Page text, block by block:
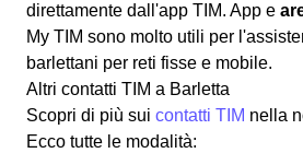
direttamente dall'app TIM. App e
My TIM sono molto utili per
barlettani per reti fisse e mobile.
Altri contatti TIM a Barletta
Scopri di più sui contatti TIM nella
Ecco tutte le modalità: